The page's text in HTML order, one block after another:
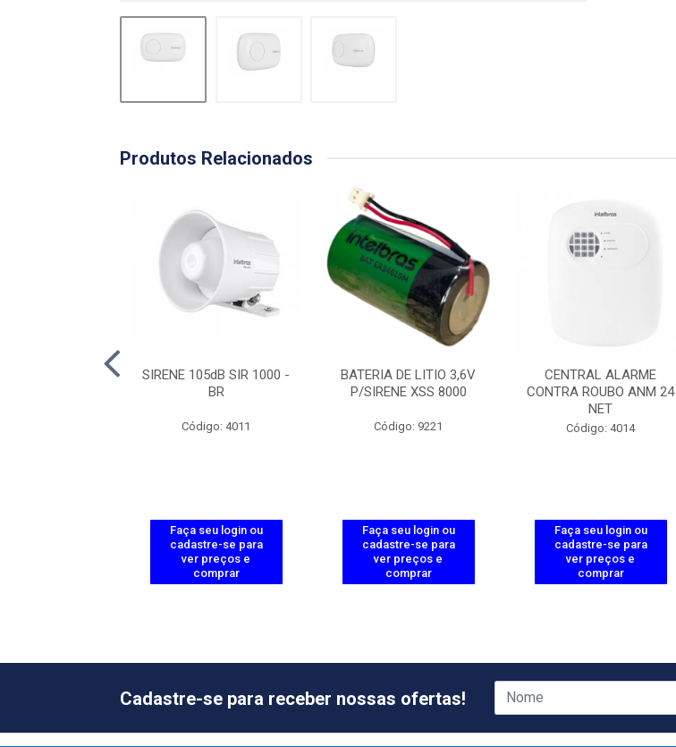
Produtos Relacionados
SIRENE 105dB SIR 1000 -
BR
Código: 4011
Faça seu login ou
cadastre-se para
ver preços e
comprar
BATERIA DE LITIO 3,6V
P/SIRENE XSS 8000
Código: 9221
Faça seu login ou
cadastre-se para
ver preços e
comprar
CENTRAL ALARME
CONTRA ROUBO ANM 24
NET
Código: 4014
Faça seu login ou
cadastre-se para
ver preços e
comprar
Cadastre-se para receber nossas ofertas!